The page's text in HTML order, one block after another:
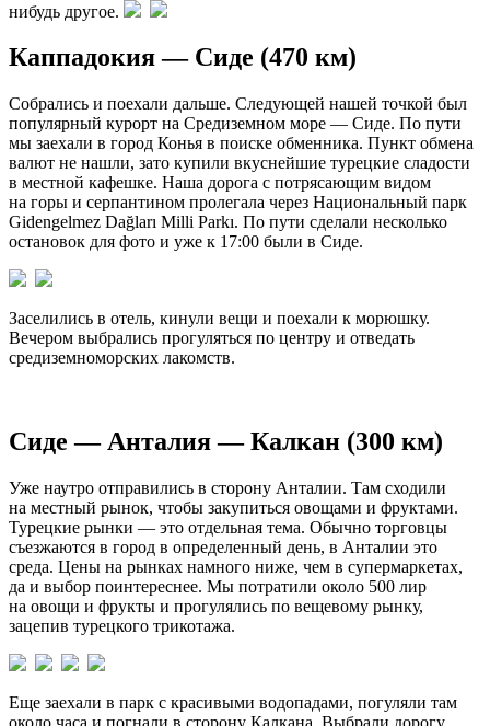
нибудь другое.
Каппадокия — Сиде (470 км)
Собрались и поехали дальше. Следующей нашей точкой был
популярный курорт на Средиземном море — Сиде. По пути
мы заехали в город Конья в поиске обменника. Пункт обмена
валют не нашли, зато купили вкуснейшие турецкие сладости
в местной кафешке. Наша дорога с потрясающим видом
на горы и серпантином пролегала через Национальный парк
Gidengelmez Dağları Milli Parkı. По пути сделали несколько
остановок для фото и уже к 17:00 были в Сиде.
Заселились в отель, кинули вещи и поехали к морюшку.
Вечером выбрались прогуляться по центру и отведать
средиземноморских лакомств.
Сиде — Анталия — Калкан (300 км)
Уже наутро отправились в сторону Анталии. Там сходили
на местный рынок, чтобы закупиться овощами и фруктами.
Турецкие рынки — это отдельная тема. Обычно торговцы
съезжаются в город в определенный день, в Анталии это
среда. Цены на рынках намного ниже, чем в супермаркетах,
да и выбор поинтереснее. Мы потратили около 500 лир
на овощи и фрукты и прогулялись по вещевому рынку,
зацепив турецкого трикотажа.
Еще заехали в парк с красивыми водопадами, погуляли там